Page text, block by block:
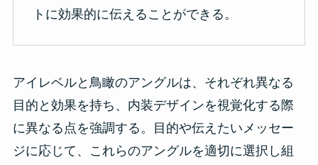
トに効果的に伝えることができる。
アイレベルと鳥瞰のアングルは、それぞれ異なる
目的と効果を持ち、内装デザインを視覚化する際
に異なる点を強調する。目的や伝えたいメッセー
ジに応じて、これらのアングルを適切に選択し組